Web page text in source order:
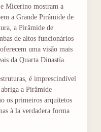
Micerino mostram a
a Grande Pirâmide de
a Pirâmide de
de altos funcionários
uma visão mais
da Quarta Dinastía.
é imprescindível
a Pirâmide
os primeiros arquitetos
à la verdadera forma